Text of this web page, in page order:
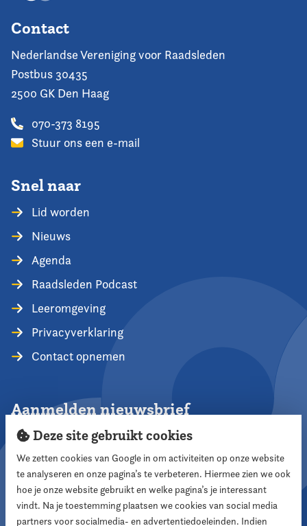
Contact
Nederlandse Vereniging voor Raadsleden
Postbus 30435
2500 GK Den Haag
070-373 8195
Stuur ons een e-mail
Snel naar
Lid worden
Nieuws
Agenda
Raadsleden Podcast
Leeromgeving
Privacyverklaring
Contact opnemen
Aanmelden nieuwsbrief
Aanmelden
Deze site gebruikt cookies
We zetten cookies van Google in om activiteiten op onze website
te analyseren en onze pagina’s te verbeteren. Hiermee zien we ook
hoe je onze website gebruikt en welke pagina’s je interessant
vindt. Na je toestemming plaatsen we cookies van social media
partners voor socialmedia- en advertentiedoeleinden. Indien